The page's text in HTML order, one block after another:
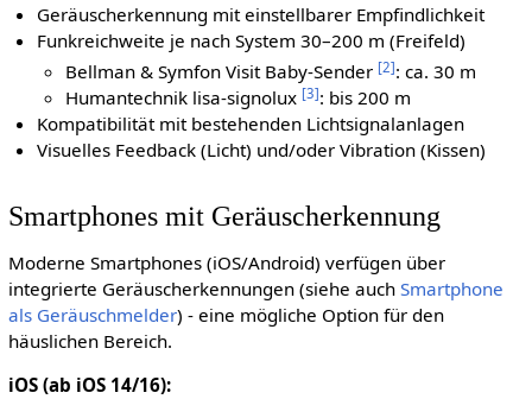
Geräuscherkennung mit einstellbarer Empfindlichkeit
Funkreichweite je nach System 30–200 m (Freifeld)
Bellman & Symfon Visit Baby-Sender [2]: ca. 30 m
Humantechnik lisa-signolux [3]: bis 200 m
Kompatibilität mit bestehenden Lichtsignalanlagen
Visuelles Feedback (Licht) und/oder Vibration (Kissen)
Smartphones mit Geräuscherkennung
Moderne Smartphones (iOS/Android) verfügen über
integrierte Geräuscherkennungen (siehe auch Smartphone
als Geräuschmelder) - eine mögliche Option für den
häuslichen Bereich.
iOS (ab iOS 14/16):